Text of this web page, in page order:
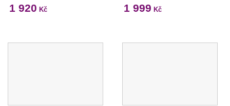
1 920 Kč 1 999 Kč